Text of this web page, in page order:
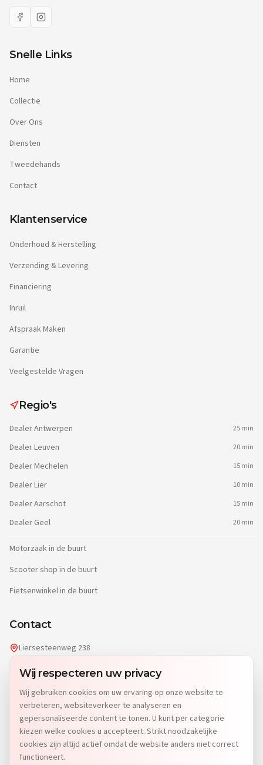
Wij respecteren uw privacy
Wij gebruiken cookies om uw ervaring op onze website te
verbeteren, websiteverkeer te analyseren en
gepersonaliseerde content te tonen. U kunt per categorie
kiezen welke cookies u accepteert. Strikt noodzakelijke
cookies zijn altijd actief omdat de website anders niet correct
functioneert.
Snelle Links
Home
Collectie
Over Ons
Diensten
Tweedehands
Contact
Klantenservice
Onderhoud & Herstelling
Verzending & Levering
Financiering
Inruil
Afspraak Maken
Garantie
Veelgestelde Vragen
Regio's
DealerAntwerpen 25 min
DealerLeuven 20 min
DealerMechelen 15 min
DealerLier 10 min
DealerAarschot 15 min
Dealer Geel 20 min
Motorzaak in de buurt
Scooter shop in de buurt
Fietsenwinkel in de buurt
Contact
Liersesteenweg 238
info@dgwheels.be
014 96 04 32
Di: 9u-12u15 & 13u-19u
Wo-Vr: 9u-12u15 & 13u-18u
Za: 9u-15u
Zo & Ma: Gesloten